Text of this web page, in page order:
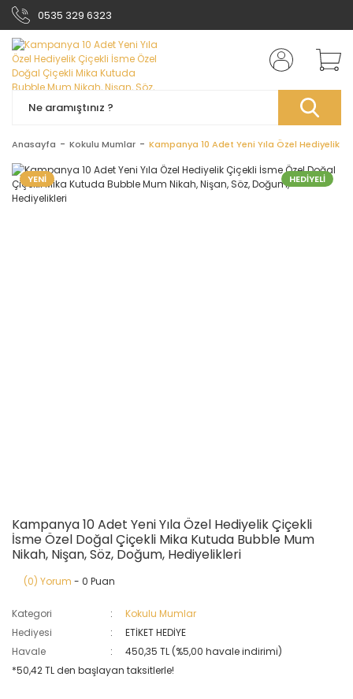
0535 329 6323
Anasayfa Kokulu Mumlar Kampanya 10 Adet Yeni Yıla Özel Hediyelik
YENİ HEDİYELİ
Kampanya 10 Adet Yeni Yıla Özel Hediyelik Çiçekli
İsme Özel Doğal Çiçekli Mika Kutuda Bubble Mum
Nikah, Nişan, Söz, Doğum, Hediyelikleri
(0) Yorum - 0 Puan
Kategori
Kokulu Mumlar
Hediyesi
ETİKET HEDİYE
Havale
450,35 TL (%5,00 havale indirimi)
*50,42 TL den başlayan taksitlerle!